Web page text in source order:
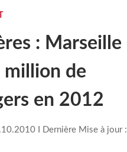
: Marseille
million de
en 2012
I Dernière Mise à jour :